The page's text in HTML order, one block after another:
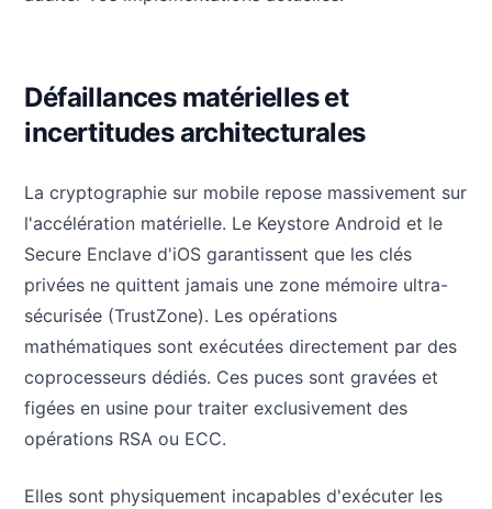
Défaillances matérielles et
incertitudes architecturales
La cryptographie sur mobile repose massivement sur
l'accélération matérielle. Le Keystore Android et le
Secure Enclave d'iOS garantissent que les clés
privées ne quittent jamais une zone mémoire ultra-
sécurisée (TrustZone). Les opérations
mathématiques sont exécutées directement par des
coprocesseurs dédiés. Ces puces sont gravées et
figées en usine pour traiter exclusivement des
opérations RSA ou ECC.
Elles sont physiquement incapables d'exécuter les